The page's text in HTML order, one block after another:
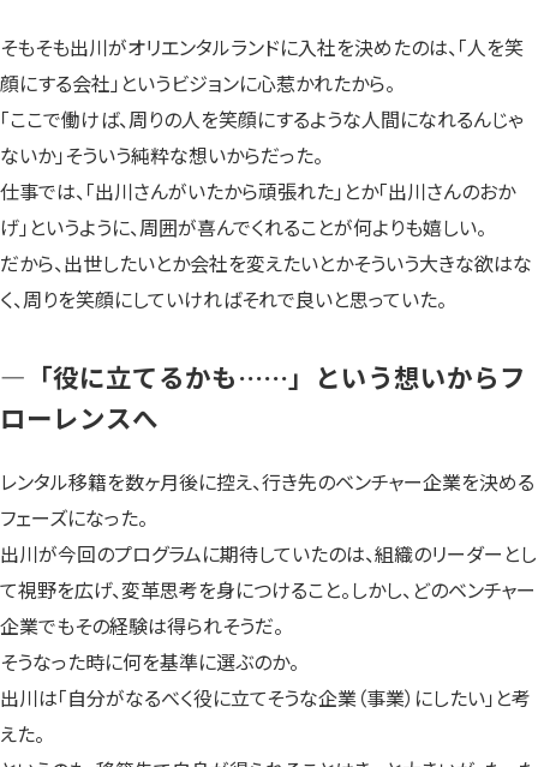
そもそも出川がオリエンタルランドに入社を決めたのは、「人を笑
顔にする会社」というビジョンに心惹かれたから。
「ここで働けば、周りの人を笑顔にするような人間になれるんじゃ
ないか」そういう純粋な想いからだった。
仕事では、「出川さんがいたから頑張れた」とか「出川さんのおか
げ」というように、周囲が喜んでくれることが何よりも嬉しい。
だから、出世したいとか会社を変えたいとかそういう大きな欲はな
く、周りを笑顔にしていければそれで良いと思っていた。
—「役に立てるかも……」という想いからフ
ローレンスへ
レンタル移籍を数ヶ月後に控え、行き先のベンチャー企業を決める
フェーズになった。
出川が今回のプログラムに期待していたのは、組織のリーダーとし
て視野を広げ、変革思考を身につけること。しかし、どのベンチャー
企業でもその経験は得られそうだ。
そうなった時に何を基準に選ぶのか。
出川は「自分がなるべく役に立てそうな企業（事業）にしたい」と考
えた。